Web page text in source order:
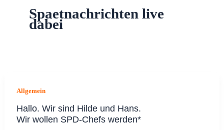
Spaetnachrichten live
dabei
Allgemein
Hallo. Wir sind Hilde und Hans.
Wir wollen SPD-Chefs werden*